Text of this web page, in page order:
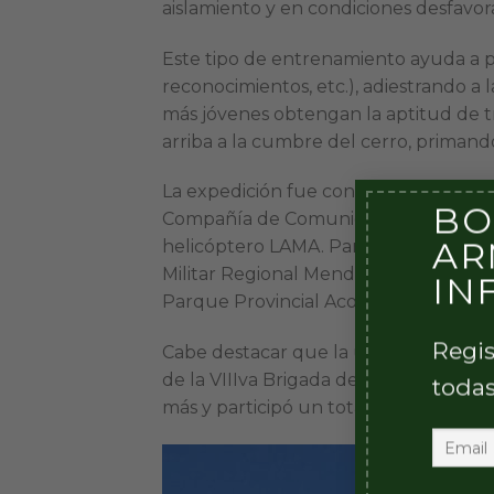
aislamiento y en condiciones
Este tipo de entrenamiento ayuda a
reconocimientos, etc.), adiestrando
más jóvenes obtengan la aptitud de
arriba a la cumbre del cerro,
La expedición fue conducida por la
Compañía de Comunicaciones de
helicóptero LAMA. Para el cuidado y
Militar Regional Mendoza y se
Parque Provincial Aconcagua y la
Cabe destacar que la última
de la VIIIva Brigada de Montaña,
más y participó un total de 48